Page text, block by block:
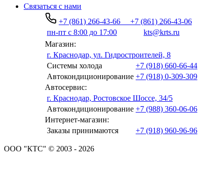
Связаться с нами
+7 (861) 266-43-66
+7 (861) 266-43-06
пн-пт с 8:00 до 17:00
kts@krts.ru
Магазин:
г. Краснодар, ул. Гидростроителей, 8
Системы холода
+7 (918) 660-66-44
Автокондиционирование +7 (918) 0-309-309
Автосервис:
г. Краснодар, Ростовское Шоссе, 34/5
Автокондиционирование +7 (988) 360-06-06
Интернет-магазин:
Заказы принимаются
+7 (918) 960-96-96
ООО "КТС" © 2003 - 2026